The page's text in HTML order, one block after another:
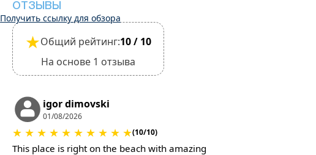
ОТЗЫВЫ
Получить ссылку для обзора
★Общий рейтинг:10 / 10
На основе 1 отзыва
igor dimovski
01/08/2026
★ ★ ★ ★ ★ ★ ★ ★ ★ ★(10/10)
This place is right on the beach with amazing